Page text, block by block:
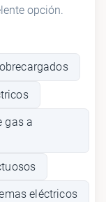
opción.
gas a
eléctricos